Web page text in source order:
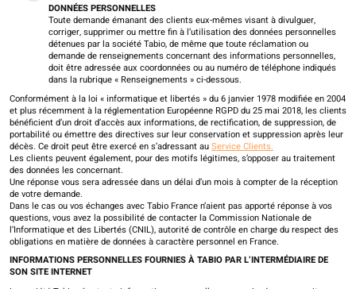
DONNÉES PERSONNELLES
Toute demande émanant des clients eux-mêmes visant à divulguer,
corriger, supprimer ou mettre fin à l’utilisation des données personnelles
détenues par la société Tabio, de même que toute réclamation ou
demande de renseignements concernant des informations personnelles,
doit être adressée aux coordonnées ou au numéro de téléphone indiqués
dans la rubrique « Renseignements » ci-dessous.
Conformément à la loi « informatique et libertés » du 6 janvier 1978 modifiée en 2004
et plus récemment à la réglementation Européenne RGPD du 25 mai 2018, les clients
bénéficient d’un droit d’accès aux informations, de rectification, de suppression, de
portabilité ou émettre des directives sur leur conservation et suppression après leur
décès. Ce droit peut être exercé en s’adressant auService Clients.
Les clients peuvent également, pour des motifs légitimes, s’opposer au traitement
des données les concernant.
Une réponse vous sera adressée dans un délai d’un mois à compter de la réception
de votre demande.
Dans le cas ou vos échanges avec Tabio France n’aient pas apporté réponse à vos
questions, vous avez la possibilité de contacter la Commission Nationale de
l’Informatique et des Libertés (CNIL), autorité de contrôle en charge du respect des
obligations en matière de données à caractère personnel en France.
INFORMATIONS PERSONNELLES FOURNIES À TABIO PAR L’INTERMÉDIAIRE DE
SON SITE INTERNET